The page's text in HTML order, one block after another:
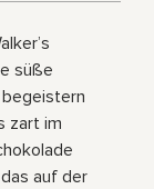
süße
begeistern
zart im
auf der